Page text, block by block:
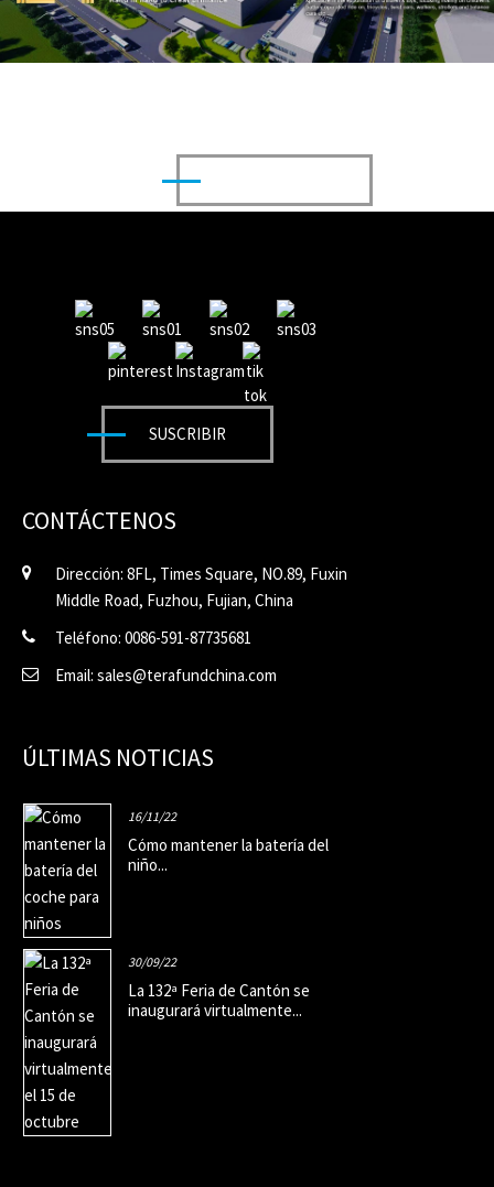
SUSCRIBIR
CONTÁCTENOS
Dirección: 8FL, Times Square, NO.89, Fuxin
Middle Road, Fuzhou, Fujian, China
Teléfono: 0086-591-87735681
Email: sales@terafundchina.com
ÚLTIMAS NOTICIAS
16/11/22
Cómo mantener la batería del
niño...
30/09/22
La 132ª Feria de Cantón se
inaugurará virtualmente...